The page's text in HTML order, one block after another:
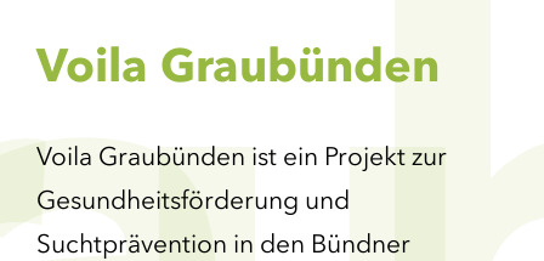
Voila Graubünden
Voila Graubünden ist ein Projekt zur
Gesundheitsförderung und
Suchtprävention in den Bündner